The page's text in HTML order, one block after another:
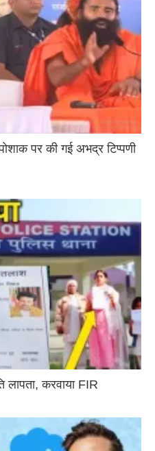
पर की गई अभद्र टिप्पणी
करवाया FIR